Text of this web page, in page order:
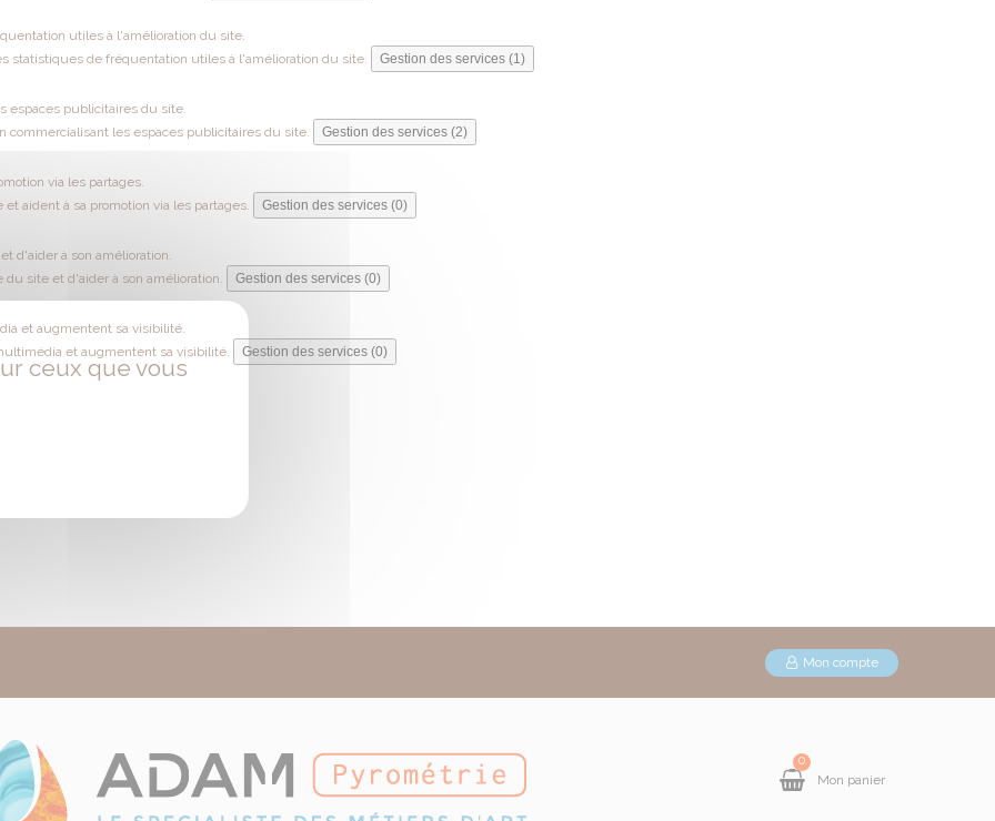
utiles à l'amélioration du site.
statistiques de fréquentation utiles à l'amélioration du site.
Gestion des services (1)
espaces publicitaires du site.
les espaces publicitaires du site.
Gestion des services (2)
via les partages.
aident à sa promotion via les partages.
Gestion des services (0)
d'aider à son amélioration.
site et d'aider à son amélioration.
Gestion des services (0)
et augmentent sa visibilité.
et augmentent sa visibilité.
Gestion des services (0)
ceux que vous
Mon compte
0
Mon panier